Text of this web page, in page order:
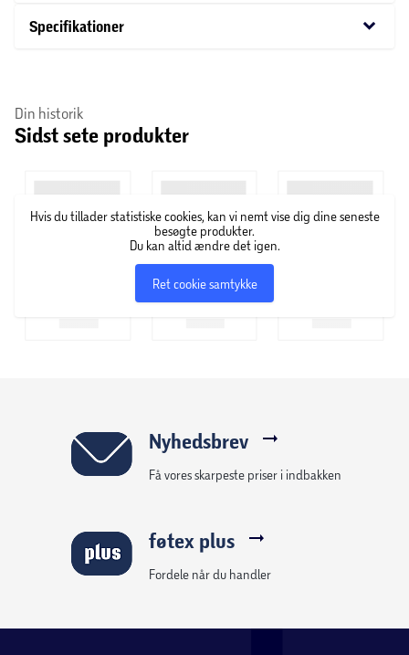
Det kan placeres som en del af borddekorationen eller
Specifikationer keyboard_arrow_down
Din historik
Sidst sete produkter
Hvis du tillader statistiske cookies, kan vi nemt vise dig dine seneste
besøgte produkter.
Du kan altid ændre det igen.
Ret cookie samtykke
Nyhedsbrev
Få vores skarpeste priser i indbakken
føtex plus
Fordele når du handler